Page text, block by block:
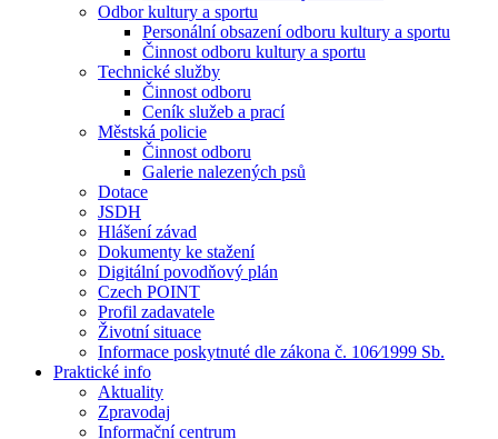
Odbor kultury a sportu
Personální obsazení odboru kultury a sportu
Činnost odboru kultury a sportu
Technické služby
Činnost odboru
Ceník služeb a prací
Městská policie
Činnost odboru
Galerie nalezených psů
Dotace
JSDH
Hlášení závad
Dokumenty ke stažení
Digitální povodňový plán
Czech POINT
Profil zadavatele
Životní situace
Informace poskytnuté dle zákona č. 106⁄1999 Sb.
Praktické info
Aktuality
Zpravodaj
Informační centrum